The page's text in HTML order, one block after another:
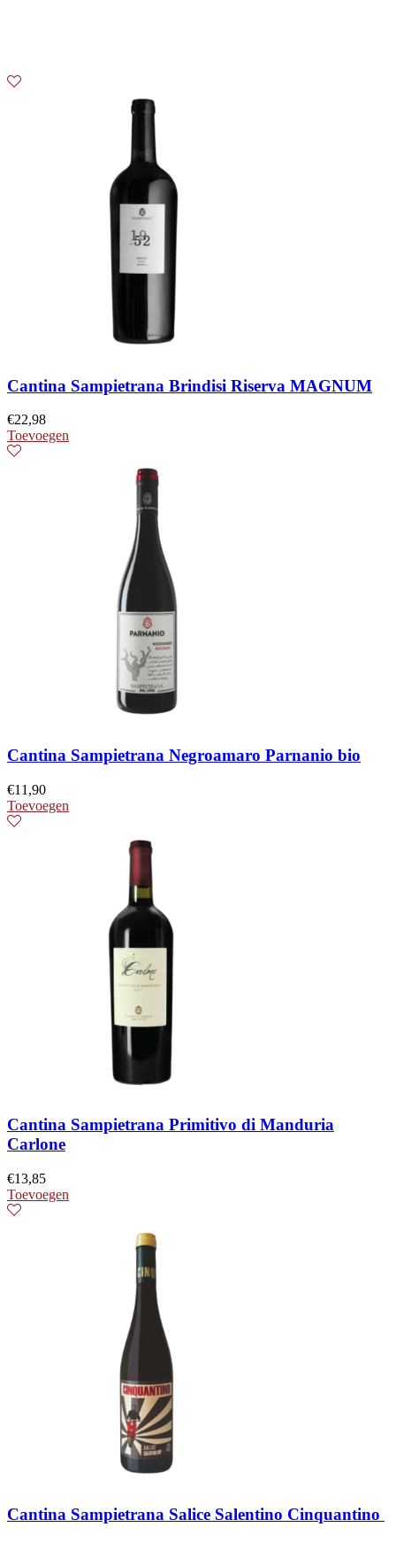
Cantina Sampietrana Brindisi Riserva MAGNUM
€22,98
Toevoegen
Cantina Sampietrana Negroamaro Parnanio bio
€11,90
Toevoegen
Cantina Sampietrana Primitivo di Manduria
Carlone
€13,85
Toevoegen
Cantina Sampietrana Salice Salentino Cinquantino